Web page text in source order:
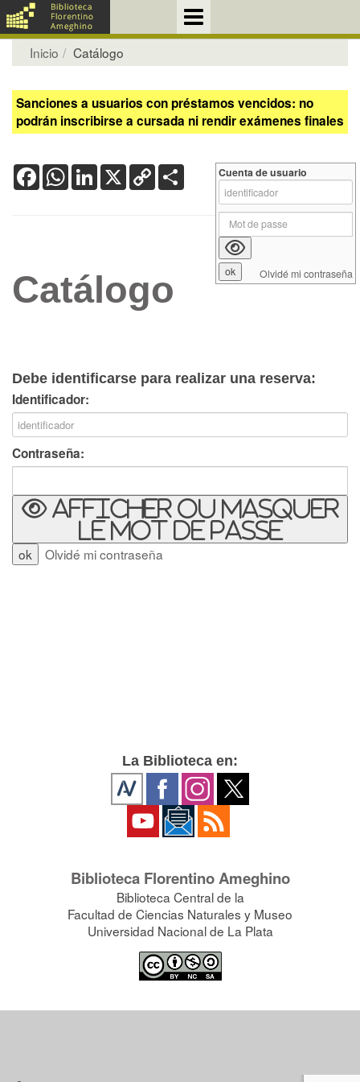
Inicio Catálogo
Sanciones a usuarios con préstamos vencidos: no
podrán inscribirse a cursada ni rendir exámenes finales
FacebookWhatsApp
LinkedIn
X Copy
Link
Catálogo
Debe identificarse para realizar una reserva:
Identificador:
Contraseña:
Afficher ou masquer
le mot de passe
Olvidé mi contraseña
Cuenta de usuario
Olvidé mi contraseña
La Biblioteca en:
Biblioteca Florentino Ameghino
Biblioteca Central de la
Facultad de Ciencias Naturales y Museo
Universidad Nacional de La Plata